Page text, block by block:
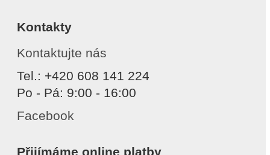
Kontakty
Kontaktujte nás
Tel.: +420 608 141 224
Po - Pá: 9:00 - 16:00
Facebook
Přijímáme online platby